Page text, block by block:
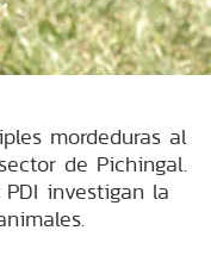
mordeduras al
de Pichingal.
investigan la